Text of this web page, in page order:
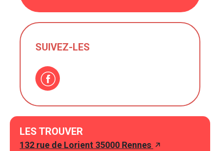
SUIVEZ-LES
LES TROUVER
132 rue de Lorient 35000 Rennes